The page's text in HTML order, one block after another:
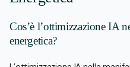
Cos’è l’ottimizzazione IA
energetica?